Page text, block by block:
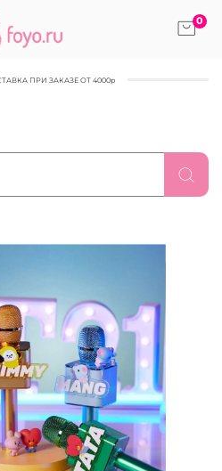
0
ПРИ ЗАКАЗЕ ОТ 4000р